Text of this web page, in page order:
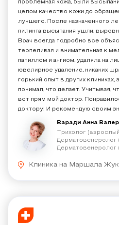
проблемная кожа, были
целом качество кожи до
лучшего. После назначенного
пилинга​ высыпания ушли,
Врач всегда подробно все
терпеливая и внимательная к
папиллом​ и ангиом​, удаляла на
ювелирное удаление, никаких
горький опыт в других клиниках,
понимал, что делает. Учитывая,
вот прям мой доктор.
доктору! И рекомендую своим
Варади Анна
Трихолог
Дерматовенеролог
Дерматовенеролог
Клиника на Маршала